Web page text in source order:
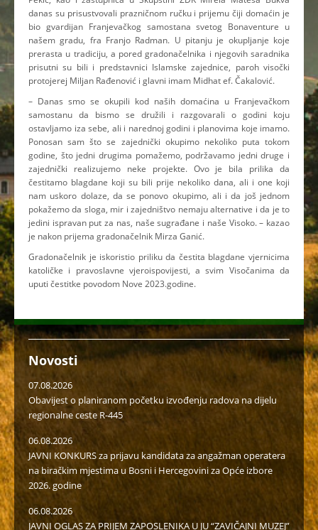
danas su prisustvovali prazničnom ručku i prijemu čiji domaćin je
bio gvardijan Franjevačkog samostana svetog Bonaventure u
našem gradu, fra Franjo Radman. U pitanju je okupljanje koje
prerasta u tradiciju, a pored gradonačelnika i njegovih saradnika
prisutni su bili i predstavnici Islamske zajednice, paroh visočki
protojerej Miljan Rađenović i glavni imam Midhat ef. Čakalović.
– Danas smo se okupili kod naših domaćina u Franjevačkom
samostanu da bismo se družili i razgovarali o godini koju
ostavljamo iza sebe, ali i narednoj godini i planovima koje imamo.
Ponosan sam što se zajednički okupimo nekoliko puta tokom
godine, što jedni drugima pomažemo, podržavamo jedni druge i
zajednički realizujemo neke projekte. Ovo je bila prilika da
čestitamo blagdane koji su bili prije nekoliko dana, ali i one koji
nam uskoro dolaze, da se ponovo okupimo, ali i da još jednom
pokažemo da sloga, mir i zajedništvo nemaju alternative i da je to
jedini ispravan put za nas, naše sugrađane i naše Visoko. – kazao
je nakon prijema gradonačelnik Mirza Ganić.
Gradonačelnik je iskoristio priliku da čestita blagdane vjernicima
katoličke i pravoslavne vjeroispovijesti, a svim Visočanima da
uputi čestitke povodom Nove 2023.godine.
Novosti
07.08.2026
Obavijest o planiranom početku izvođenju radova na dijelu
regionalne ceste R-445
06.08.2026
JAVNI KONKURS za prijavu kandidata za angažman operatera
na biračkim mjestima u Bosni i Hercegovini za Opće izbore
2026. godine
06.08.2026
JAVNI OGLAS ZA PRIJEM ZAPOSLENIKA U JU “ZAVIČAJNI MUZEJ”